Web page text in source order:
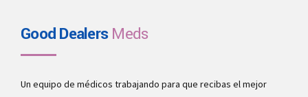
Good DealersMeds
Un equipo de médicos trabajando para que recibas el mejor